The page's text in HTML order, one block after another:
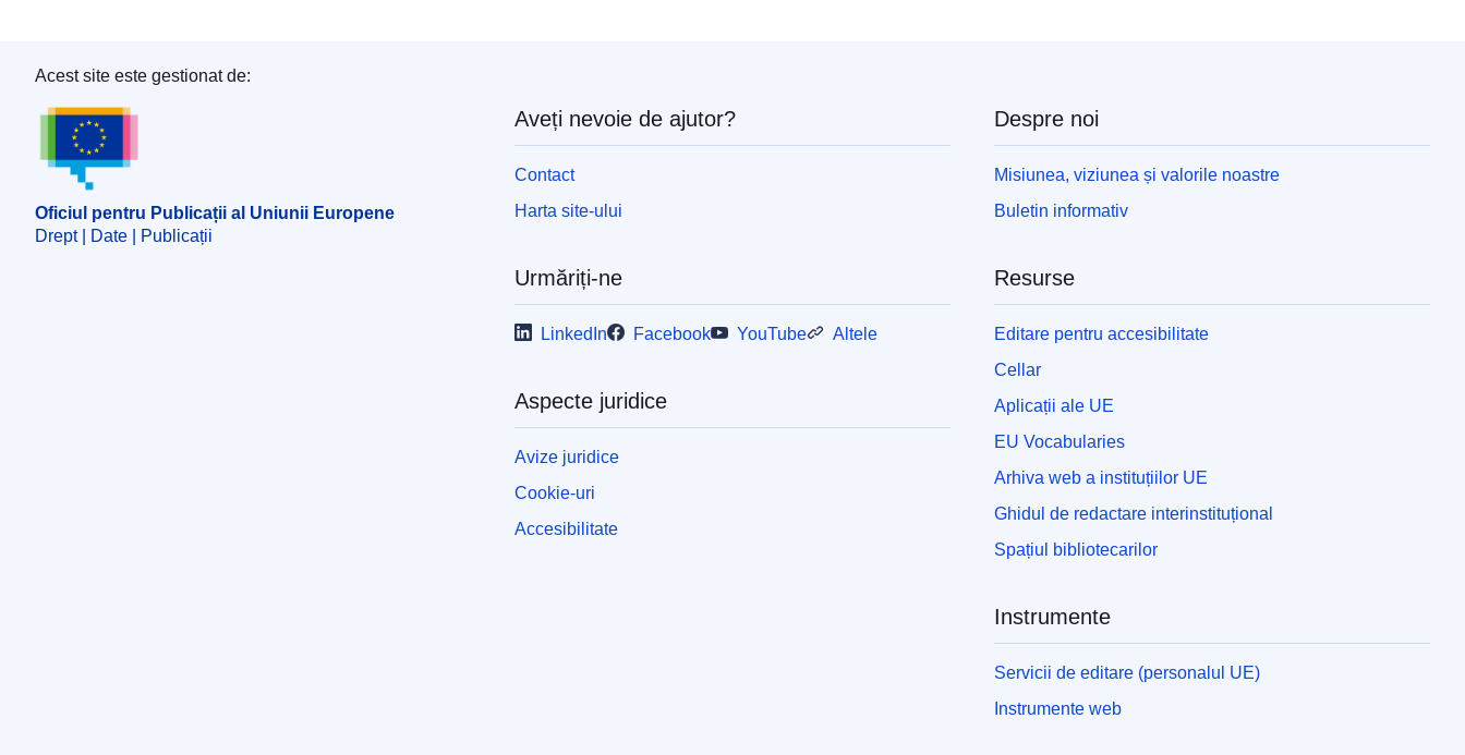
Oficiul pentru Publicații al Uniunii Europene
Acest site este gestionat de:
Oficiul pentru Publicații al Uniunii Europene
Drept | Date | Publicații
Aveți nevoie de ajutor?
Contact
Harta site-ului
Urmăriți-ne
LinkedIn Facebook YouTube Altele
Aspecte juridice
Avize juridice
Cookie-uri
Accesibilitate
Despre noi
Misiunea, viziunea și valorile noastre
Buletin informativ
Resurse
Editare pentru accesibilitate
Cellar
Aplicații ale UE
EU Vocabularies
Arhiva web a instituțiilor UE
Ghidul de redactare interinstituțional
Spațiul bibliotecarilor
Instrumente
Servicii de editare (personalul UE)
Instrumente web